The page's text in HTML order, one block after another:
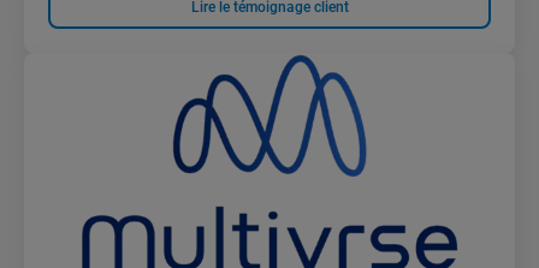
Lire le témoignage client